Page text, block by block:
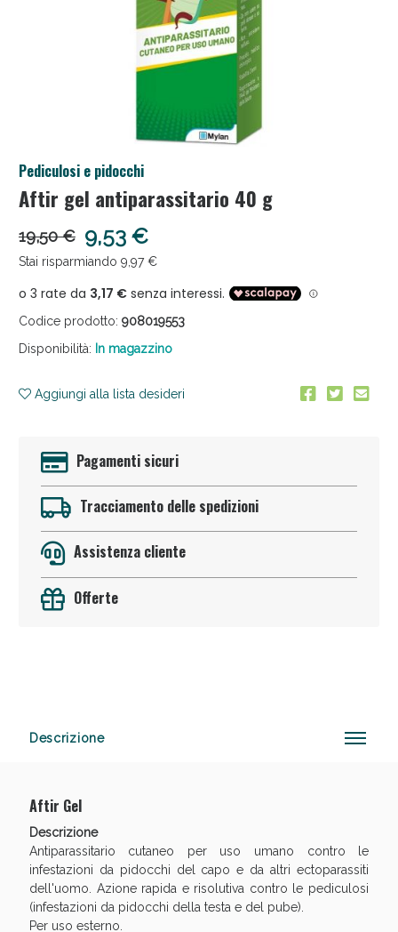
Pediculosi e pidocchi
Aftir gel antiparassitario 40 g
19,50 € 9,53 €
Stai risparmiando 9,97 €
Codice prodotto: 908019553
Disponibilità: In magazzino
Aggiungi alla lista desideri
Pagamenti sicuri
Tracciamento delle spedizioni
Assistenza cliente
Offerte
Descrizione
Aftir Gel
Descrizione
Antiparassitario cutaneo per uso umano contro le
infestazioni da pidocchi del capo e da altri ectoparassiti
dell'uomo. Azione rapida e risolutiva contro le pediculosi
(infestazioni da pidocchi della testa e del pube).
Per uso esterno.
Salini e Multivitaminici: oggi Sconto extra fino al
Anticellulite e Fanghi: Sconto fino al 40% valido
oggi!